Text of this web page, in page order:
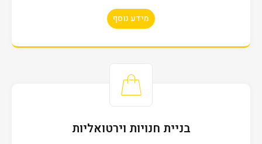
מידע נוסף
בניית חנויות וירטואליות